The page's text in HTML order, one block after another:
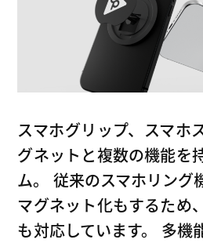
スマホグリップ、スマホ
グネットと複数の機能を
ム。 従来のスマホリング
マグネット化もするため
も対応しています。 多機